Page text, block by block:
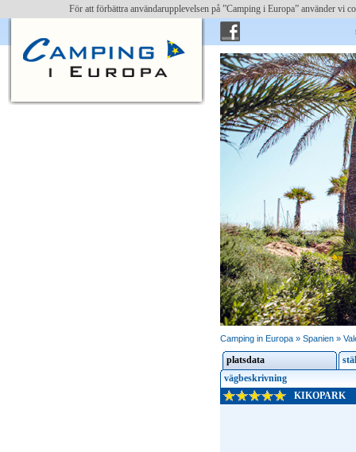
För att förbättra användarupplevelsen på ”Camping i Europa” använder
skriv
Camping in Europa » Spanien »
platsdata
vägbeskrivning
KIKOPARK